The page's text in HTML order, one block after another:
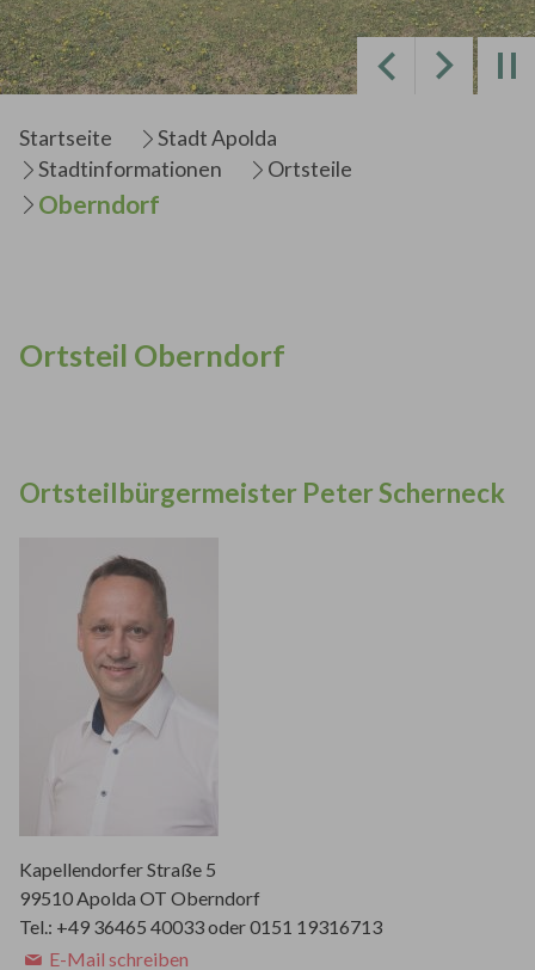
ZurückWeiter
Startseite
Stadt Apolda
Stadtinformationen
Ortsteile
Oberndorf
Ortsteil Oberndorf
Ortsteilbürgermeister Peter Scherneck
Kapellendorfer Straße 5
99510 Apolda OT Oberndorf
Tel.: +49 36465 40033 oder 0151 19316713
E-Mail schreiben